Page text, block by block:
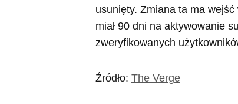
usunięty. Zmiana ta ma
miał 90 dni na aktywowanie
zweryfikowanych
Źródło: The Verge